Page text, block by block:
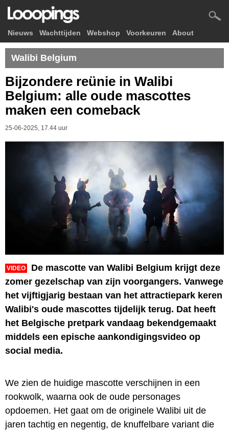
Nieuws Wachttijden Webshop Voorkeuren About
Walibi Belgium
Bijzondere reünie in Walibi
Belgium: alle oude mascottes
maken een comeback
25-06-2025, 17.44 uur
VIDEO
De mascotte van Walibi Belgium krijgt deze
zomer gezelschap van zijn voorgangers. Vanwege
het vijftigjarig bestaan van het attractiepark keren
Walibi's oude mascottes tijdelijk terug. Dat heeft
het Belgische pretpark vandaag bekendgemaakt
middels een epische aankondigingsvideo op
social media.
We zien de huidige mascotte verschijnen in een
rookwolk, waarna ook de oude personages
opdoemen. Het gaat om de originele Walibi uit de
jaren tachtig en negentig, de knuffelbare variant die